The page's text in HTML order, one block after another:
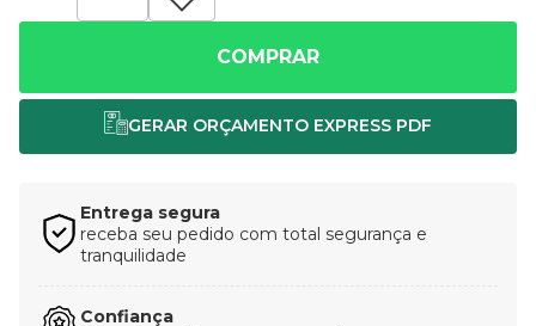
COMPRAR
Entrega segura
receba seu pedido com total segurança e
tranquilidade
Confiança